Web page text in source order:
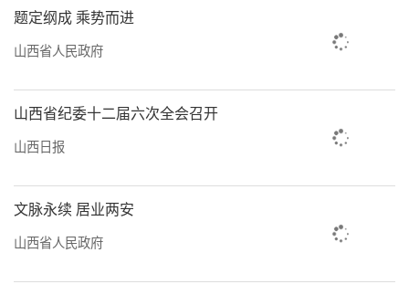
题定纲成 乘势而进
山西省人民政府
山西省纪委十二届六次全会召开
山西日报
文脉永续 居业两安
山西省人民政府